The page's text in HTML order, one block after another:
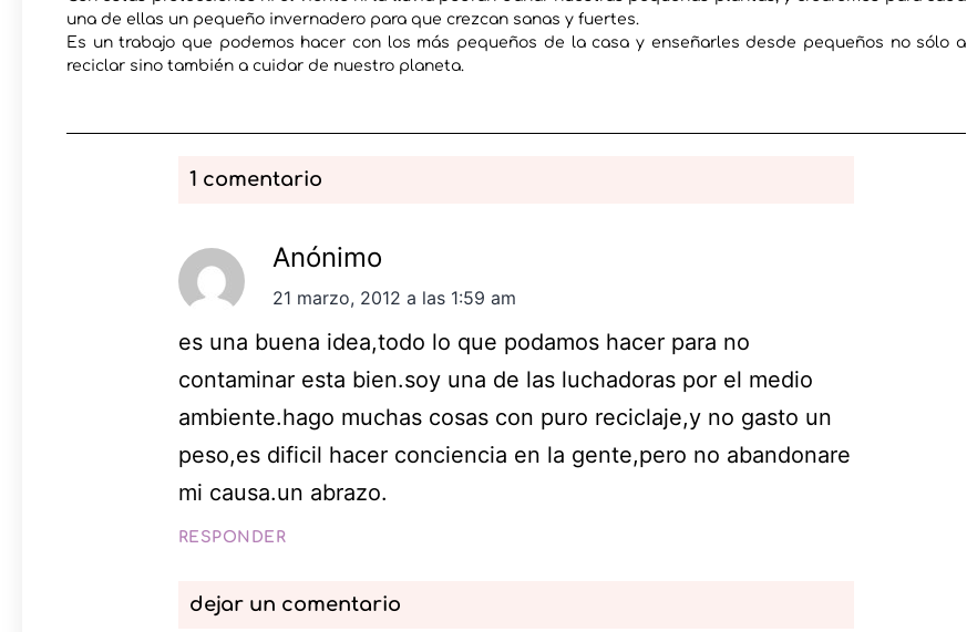
una de ellas un pequeño invernadero para que crezcan sanas y fuertes.
Es un trabajo que podemos hacer con los más pequeños de la casa y enseñarles desde pequeños no sólo a
reciclar sino también a cuidar de nuestro planeta.
1 comentario
Anónimo
21 marzo, 2012 a las 1:59 am
es una buena idea,todo lo que podamos hacer para no
contaminar esta bien.soy una de las luchadoras por el medio
ambiente.hago muchas cosas con puro reciclaje,y no gasto un
peso,es dificil hacer conciencia en la gente,pero no abandonare
mi causa.un abrazo.
RESPONDER
dejar un comentario